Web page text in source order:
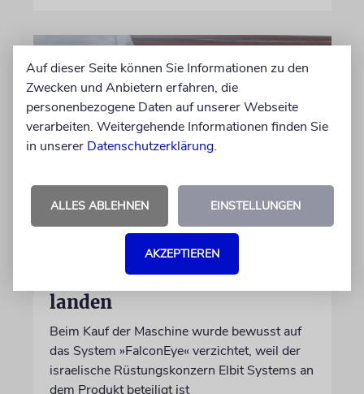
DUBLIN
Wegen Israel-Boykott:
Irisches Regierungsflugzeug
kann nicht mehr im Nebel
landen
Beim Kauf der Maschine wurde bewusst auf
das System »FalconEye« verzichtet, weil der
israelische Rüstungskonzern Elbit Systems an
dem Produkt beteiligt ist
Auf dieser Seite können Sie Informationen zu den
Zwecken und Anbietern erfahren, die
personenbezogene Daten auf unserer Webseite
verarbeiten. Weitergehende Informationen finden Sie
in unserer Datenschutzerklärung.
ALLES ABLEHNEN EINSTELLUNGEN
AKZEPTIEREN